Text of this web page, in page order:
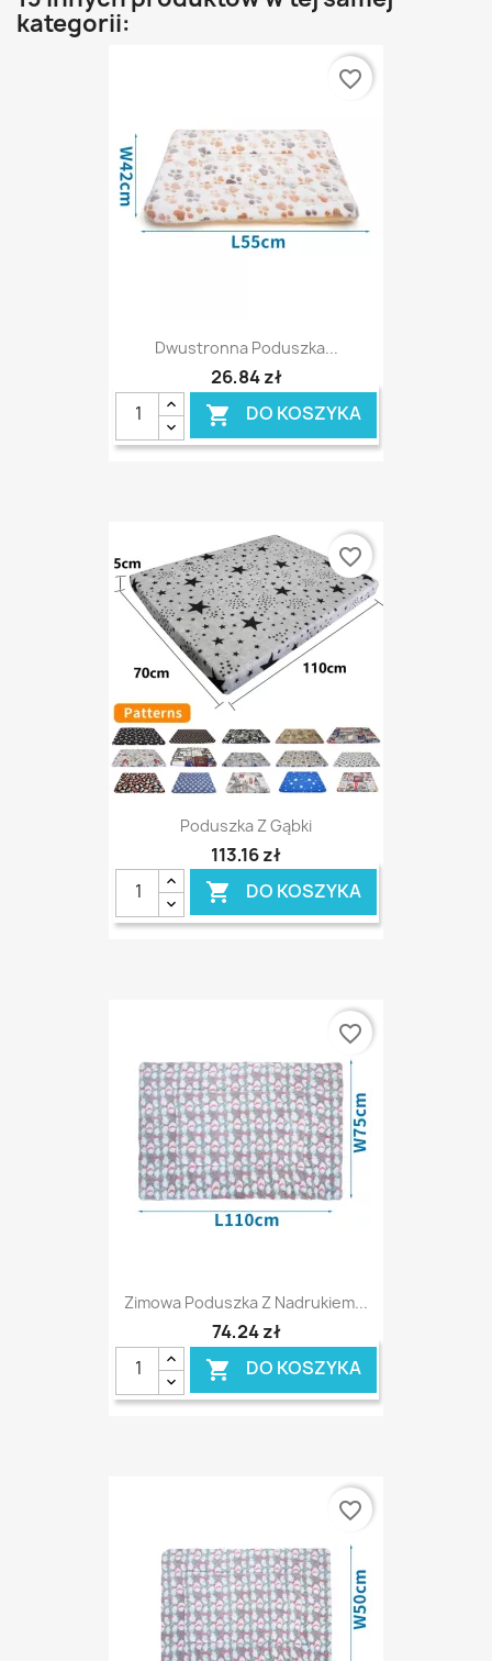
kategorii:
Dwustronna Poduszka...
26,84 zł
 DO KOSZYKA
favorite_border
Poduszka Z Gąbki
113,16 zł
 DO KOSZYKA
favorite_border
Zimowa Poduszka Z Nadrukiem...
74,24 zł
 DO KOSZYKA
favorite_border
favorite_border